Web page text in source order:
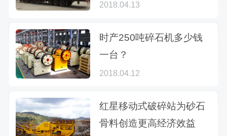
2018.04.13
时产250吨碎石机多少钱
一台？
2018.04.12
红星移动式破碎站为砂石
骨料创造更高经济效益